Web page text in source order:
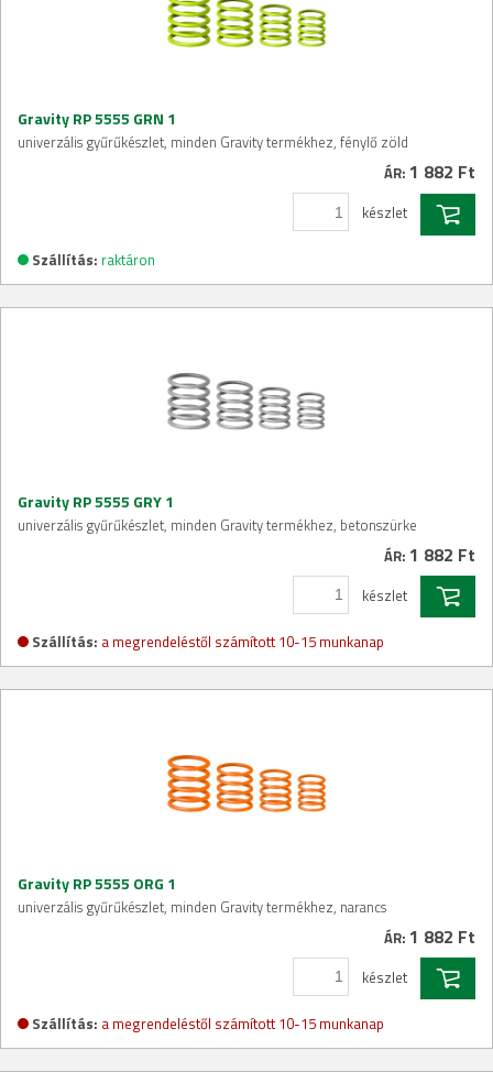
Gravity RP 5555 GRN 1
univerzális gyűrűkészlet, minden Gravity termékhez, fénylő zöld
ÁR: 1 882 Ft
készlet
Szállítás: raktáron
Gravity RP 5555 GRY 1
univerzális gyűrűkészlet, minden Gravity termékhez, betonszürke
ÁR: 1 882 Ft
készlet
Szállítás: a megrendeléstől számított 10-15 munkanap
Gravity RP 5555 ORG 1
univerzális gyűrűkészlet, minden Gravity termékhez, narancs
ÁR: 1 882 Ft
készlet
Szállítás: a megrendeléstől számított 10-15 munkanap